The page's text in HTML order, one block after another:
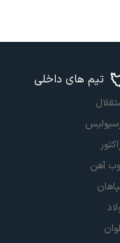
تیم های داخلی
آهن